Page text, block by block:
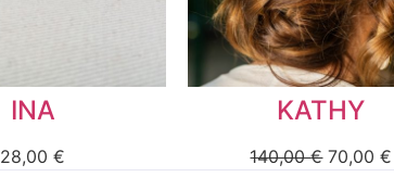
INA
28,00€
KATHY
140,00€ 70,00€